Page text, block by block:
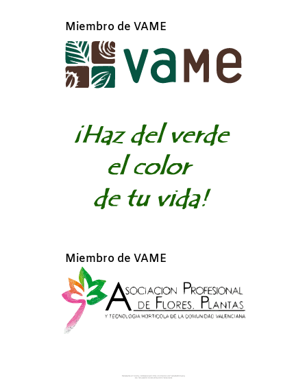
Miembro de VAME
Miembro de VAME